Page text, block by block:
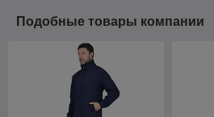
Подобные товары компании